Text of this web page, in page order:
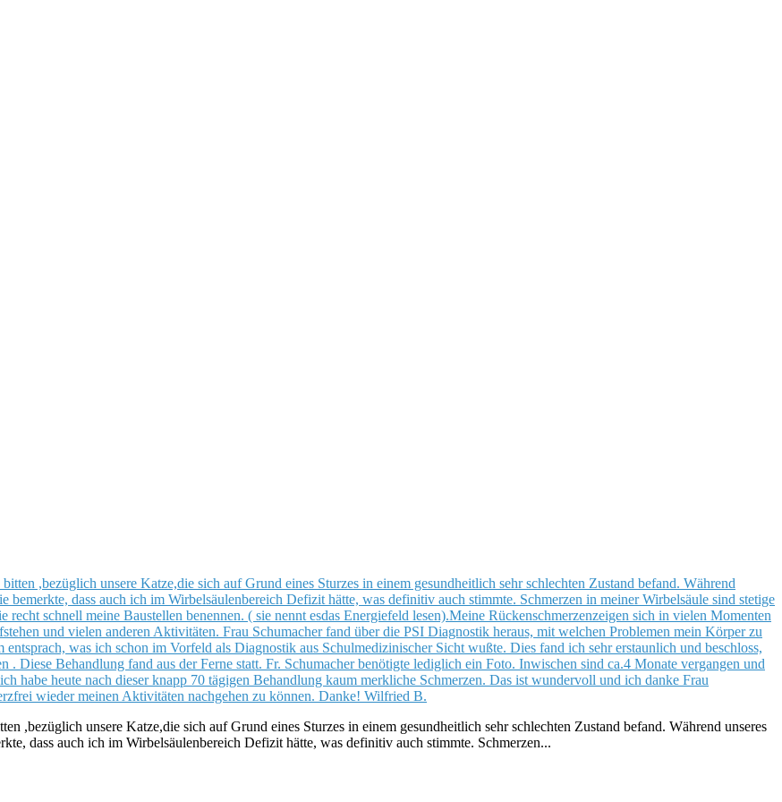
,bezüglich unsere Katze,die sich auf Grund eines Sturzes in einem gesundheitlich sehr schlechten Zustand befand. Während unseres
dass auch ich im Wirbelsäulenbereich Defizit hätte, was definitiv auch stimmte. Schmerzen...